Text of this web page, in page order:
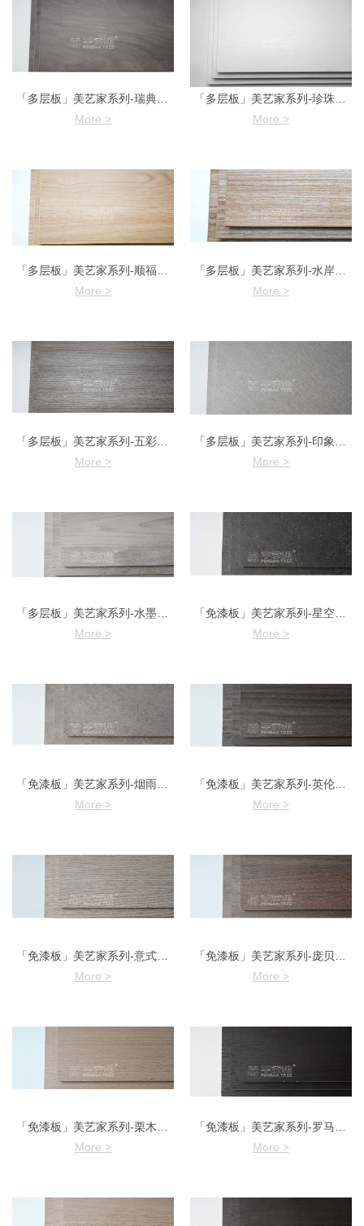
「多层板」美艺家系列-瑞典榆木-2
More >
「多层板」美艺家系列-珍珠白木纹
More >
More >
More >
「多层板」美艺家系列-五彩柚木
More >
「多层板」美艺家系列-印象布纹
More >
More >
More >
「免漆板」美艺家系列-烟雨江南
More >
「免漆板」美艺家系列-英伦胡桃
More >
More >
More >
More >
More >